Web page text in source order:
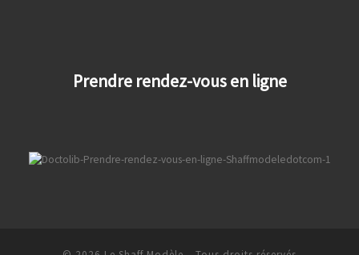
Prendre rendez-vous en ligne